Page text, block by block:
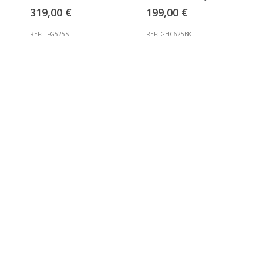
319,00 €
REF: LFG525S
199,00 €
REF: GHC625BK